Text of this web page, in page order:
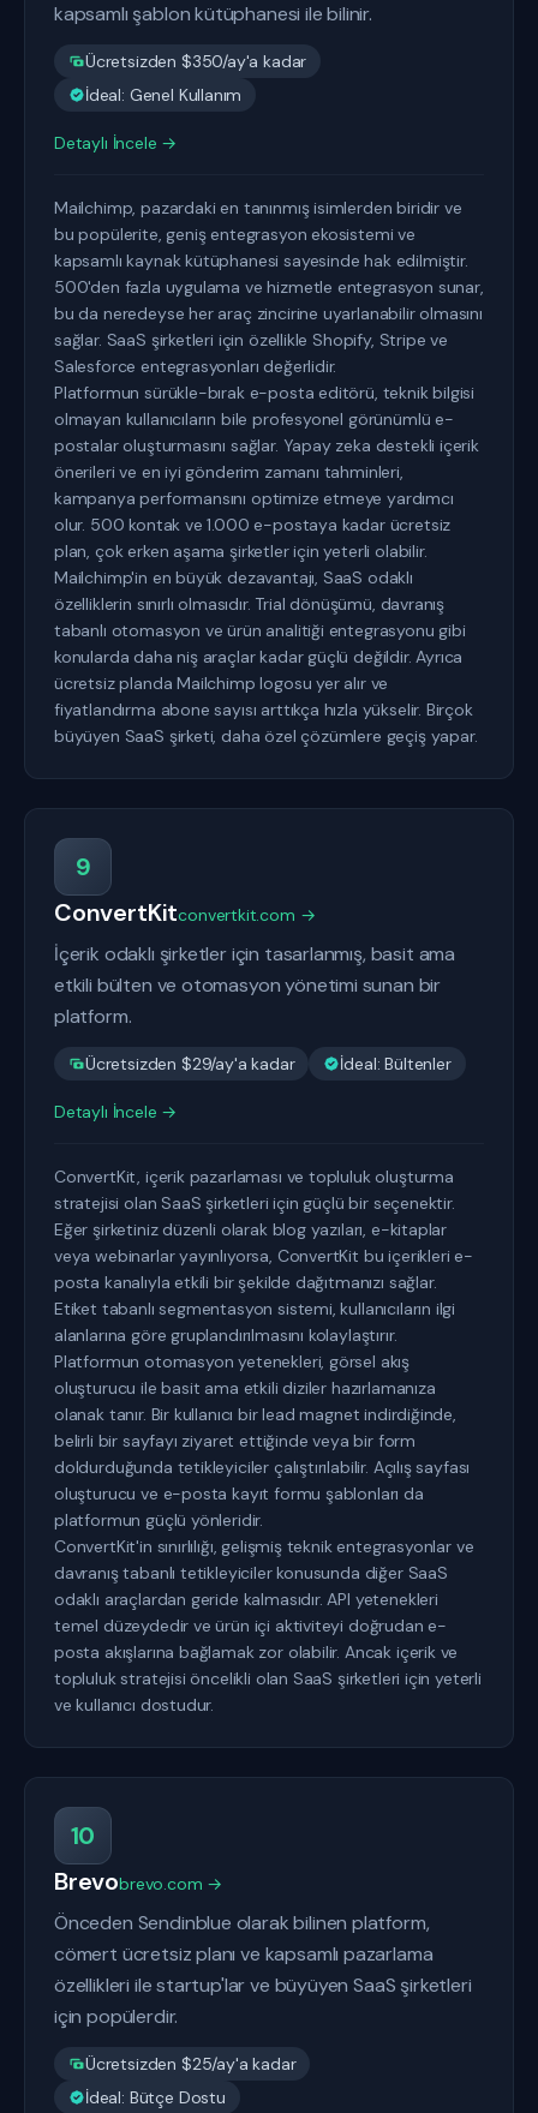
kapsamlı şablon kütüphanesi ile bilinir.
Ücretsizden $350/ay'a kadar
İdeal: Genel Kullanım
Detaylı İncele →
Mailchimp, pazardaki en tanınmış isimlerden biridir ve
bu popülerite, geniş entegrasyon ekosistemi ve
kapsamlı kaynak kütüphanesi sayesinde hak edilmiştir.
500'den fazla uygulama ve hizmetle entegrasyon sunar,
bu da neredeyse her araç zincirine uyarlanabilir olmasını
sağlar. SaaS şirketleri için özellikle Shopify, Stripe ve
Salesforce entegrasyonları değerlidir.
Platformun sürükle-bırak e-posta editörü, teknik bilgisi
olmayan kullanıcıların bile profesyonel görünümlü e-
postalar oluşturmasını sağlar. Yapay zeka destekli içerik
önerileri ve en iyi gönderim zamanı tahminleri,
kampanya performansını optimize etmeye yardımcı
olur. 500 kontak ve 1.000 e-postaya kadar ücretsiz
plan, çok erken aşama şirketler için yeterli olabilir.
Mailchimp'in en büyük dezavantajı, SaaS odaklı
özelliklerin sınırlı olmasıdır. Trial dönüşümü, davranış
tabanlı otomasyon ve ürün analitiği entegrasyonu gibi
konularda daha niş araçlar kadar güçlü değildir. Ayrıca
ücretsiz planda Mailchimp logosu yer alır ve
fiyatlandırma abone sayısı arttıkça hızla yükselir. Birçok
büyüyen SaaS şirketi, daha özel çözümlere geçiş yapar.
9
ConvertKitconvertkit.com →
İçerik odaklı şirketler için tasarlanmış, basit ama
etkili bülten ve otomasyon yönetimi sunan bir
platform.
Ücretsizden $29/ay'a kadar İdeal: Bültenler
Detaylı İncele →
ConvertKit, içerik pazarlaması ve topluluk oluşturma
stratejisi olan SaaS şirketleri için güçlü bir seçenektir.
Eğer şirketiniz düzenli olarak blog yazıları, e-kitaplar
veya webinarlar yayınlıyorsa, ConvertKit bu içerikleri e-
posta kanalıyla etkili bir şekilde dağıtmanızı sağlar.
Etiket tabanlı segmentasyon sistemi, kullanıcıların ilgi
alanlarına göre gruplandırılmasını kolaylaştırır.
Platformun otomasyon yetenekleri, görsel akış
oluşturucu ile basit ama etkili diziler hazırlamanıza
olanak tanır. Bir kullanıcı bir lead magnet indirdiğinde,
belirli bir sayfayı ziyaret ettiğinde veya bir form
doldurduğunda tetikleyiciler çalıştırılabilir. Açılış sayfası
oluşturucu ve e-posta kayıt formu şablonları da
platformun güçlü yönleridir.
ConvertKit'in sınırlılığı, gelişmiş teknik entegrasyonlar ve
davranış tabanlı tetikleyiciler konusunda diğer SaaS
odaklı araçlardan geride kalmasıdır. API yetenekleri
temel düzeydedir ve ürün içi aktiviteyi doğrudan e-
posta akışlarına bağlamak zor olabilir. Ancak içerik ve
topluluk stratejisi öncelikli olan SaaS şirketleri için yeterli
ve kullanıcı dostudur.
10
Brevobrevo.com →
Önceden Sendinblue olarak bilinen platform,
cömert ücretsiz planı ve kapsamlı pazarlama
özellikleri ile startup'lar ve büyüyen SaaS şirketleri
için popülerdir.
Ücretsizden $25/ay'a kadar
İdeal: Bütçe Dostu